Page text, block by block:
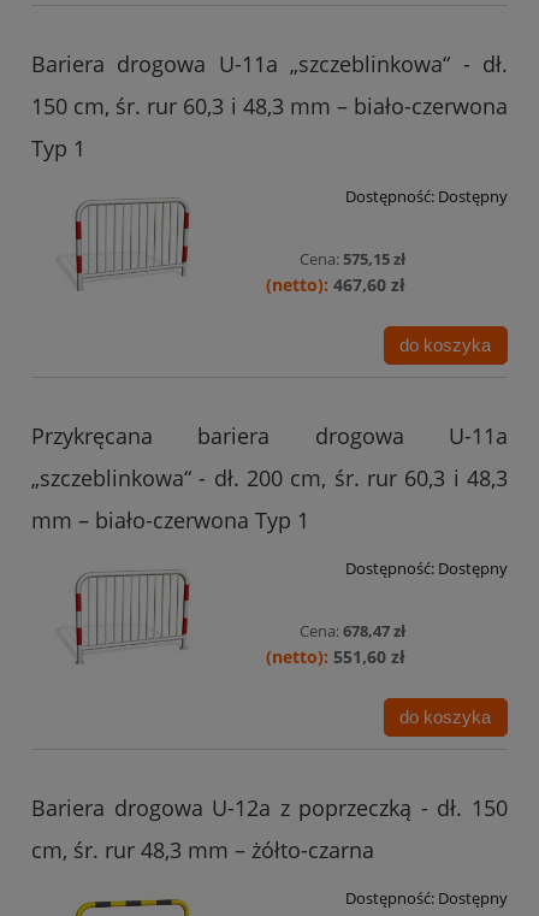
Bariera drogowa U-11a „szczeblinkowa“ - dł.
150 cm, śr. rur 60,3 i 48,3 mm – biało-czerwona
Typ 1
Dostępność: Dostępny
Cena:575,15 zł
467,60 zł
do koszyka
Przykręcana bariera drogowa U-11a
„szczeblinkowa“ - dł. 200 cm, śr. rur 60,3 i 48,3
mm – biało-czerwona Typ 1
Dostępność: Dostępny
Cena:678,47 zł
551,60 zł
do koszyka
Bariera drogowa U-12a z poprzeczką - dł. 150
cm, śr. rur 48,3 mm – żółto-czarna
Dostępność: Dostępny